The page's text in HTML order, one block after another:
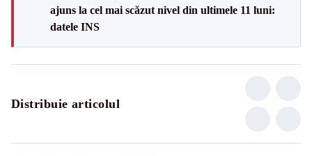
ajuns la cel mai scăzut nivel din ultimele 11 luni:
datele INS
Distribuie articolul